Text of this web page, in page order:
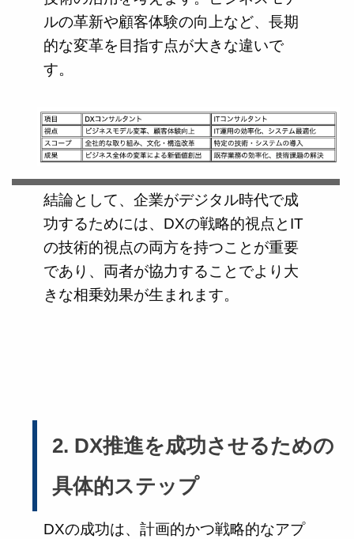
ルの革新や顧客体験の向上など、長期
的な変革を目指す点が大きな違いで
す。
結論として、企業がデジタル時代で成
功するためには、DXの戦略的視点とIT
の技術的視点の両方を持つことが重要
であり、両者が協力することでより大
きな相乗効果が生まれます。
2. DX推進を成功させるための
具体的ステップ
DXの成功は、計画的かつ戦略的なアプ